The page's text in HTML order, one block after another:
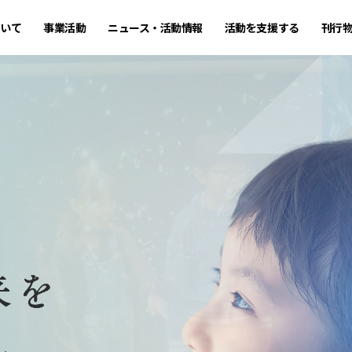
て 事業活動 ニュース・活動情報 活動を支援する 刊行